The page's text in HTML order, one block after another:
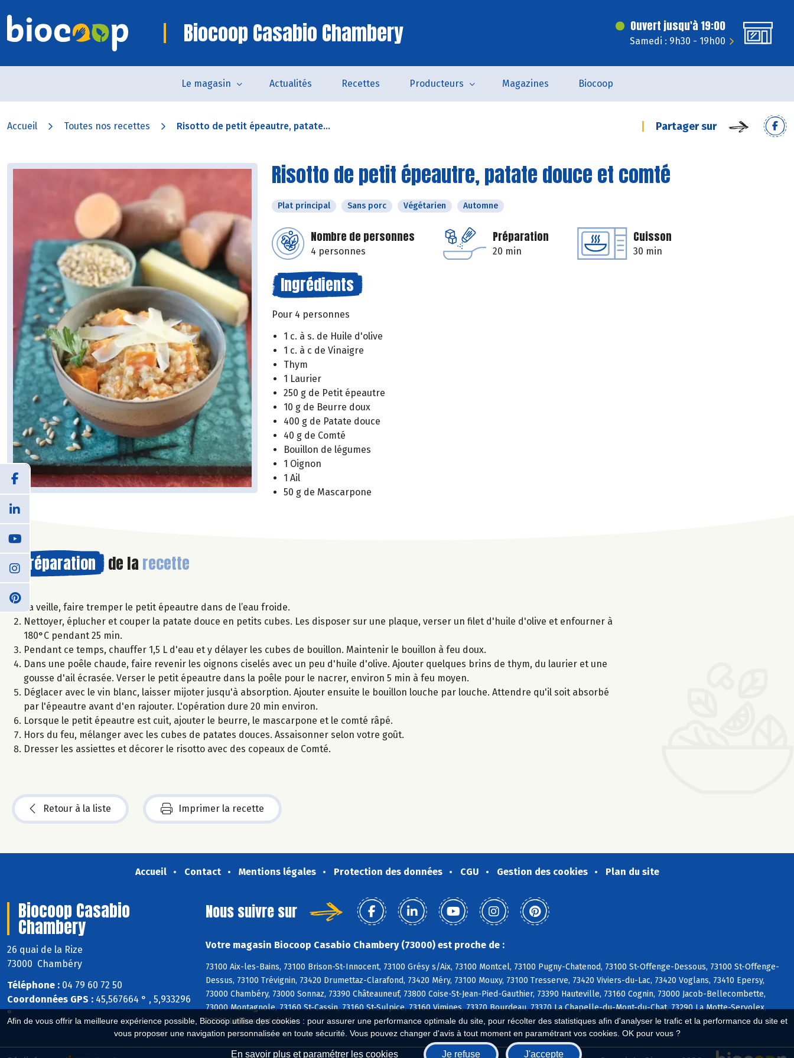
Afin de vous offrir la meilleure expérience possible, Biocoop utilise des cookies : pour assurer une performance optimale du site, pour récolter des statistiques afin d'analyser le trafic et la performance du site et
vous proposer une navigation personnalisée en toute sécurité. Vous pouvez changer d'avis à tout moment en paramétrant vos cookies. OK pour vous ?
En savoir plus et paramétrer les cookies Je refuse J'accepte
Biocoop Casabio Chambery Ouvert jusqu'à 19:00
Samedi : 9h30 - 19h00
Le magasin Actualités Recettes Producteurs Magazines Biocoop
Accueil Toutes nos recettes Risotto de petit épeautre, patate... Partager sur
Risotto de petit épeautre, patate douce et comté
Plat principal Sans porc Végétarien Automne
Nombre de personnes
4 personnes
Préparation
20 min
Cuisson
30 min
Ingrédients
Pour 4 personnes
1 c. à s. de Huile d'olive
1 c. à c de Vinaigre
Thym
1 Laurier
250 g de Petit épeautre
10 g de Beurre doux
400 g de Patate douce
40 g de Comté
Bouillon de légumes
1 Oignon
1 Ail
50 g de Mascarpone
Préparation de la recette
La veille, faire tremper le petit épeautre dans de l’eau froide.
Nettoyer, éplucher et couper la patate douce en petits cubes. Les disposer sur une plaque, verser un filet d'huile d'olive et enfourner à
180°C pendant 25 min.
Pendant ce temps, chauffer 1,5 L d'eau et y délayer les cubes de bouillon. Maintenir le bouillon à feu doux.
Dans une poêle chaude, faire revenir les oignons ciselés avec un peu d'huile d'olive. Ajouter quelques brins de thym, du laurier et une
gousse d'ail écrasée. Verser le petit épeautre dans la poêle pour le nacrer, environ 5 min à feu moyen.
Déglacer avec le vin blanc, laisser mijoter jusqu'à absorption. Ajouter ensuite le bouillon louche par louche. Attendre qu'il soit absorbé
par l'épeautre avant d'en rajouter. L'opération dure 20 min environ.
Lorsque le petit épeautre est cuit, ajouter le beurre, le mascarpone et le comté râpé.
Hors du feu, mélanger avec les cubes de patates douces. Assaisonner selon votre goût.
Dresser les assiettes et décorer le risotto avec des copeaux de Comté.
Retour à la liste Imprimer la recette
Accueil Contact Mentions légales Protection des données CGU Gestion des cookies Plan du site
Biocoop Casabio
Chambery
26 quai de la Rize
73000 Chambéry
Téléphone : 04 79 60 72 50
Coordonnées GPS : 45,567664 ° , 5,933296
°
Nous suivre sur
Votre magasin Biocoop Casabio Chambery (73000) est proche de :
73100 Aix-les-Bains, 73100 Brison-St-Innocent, 73100 Grésy s/Aix, 73100 Montcel, 73100 Pugny-Chatenod, 73100 St-Offenge-Dessous, 73100 St-Offenge-
Dessus, 73100 Trévignin, 73420 Drumettaz-Clarafond, 73420 Méry, 73100 Mouxy, 73100 Tresserve, 73420 Viviers-du-Lac, 73420 Voglans, 73410 Epersy,
73000 Chambéry, 73000 Sonnaz, 73390 Châteauneuf, 73800 Coise-St-Jean-Pied-Gauthier, 73390 Hauteville, 73160 Cognin, 73000 Jacob-Bellecombette,
73000 Montagnole, 73160 St-Cassin, 73160 St-Sulpice, 73160 Vimines, 73370 Bourdeau, 73370 La Chapelle-du-Mont-du-Chat, 73290 La Motte-Servolex,
73370 Le Bourget-du-Lac